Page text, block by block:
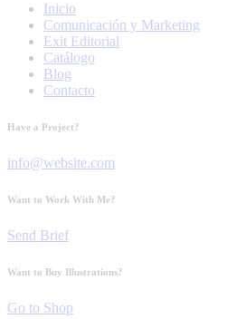
Inicio
Comunicación y Marketing
Exit Editorial
Catálogo
Blog
Contacto
Have a Project?
info@website.com
Want to Work With Me?
Send Brief
Want to Buy Illustrations?
Go to Shop